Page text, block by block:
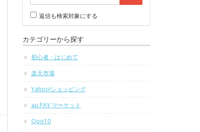
返信も検索対象にする
カテゴリーから探す
初心者・はじめて
楽天市場
Yahoo!ショッピング
au PAY マーケット
Qoo10